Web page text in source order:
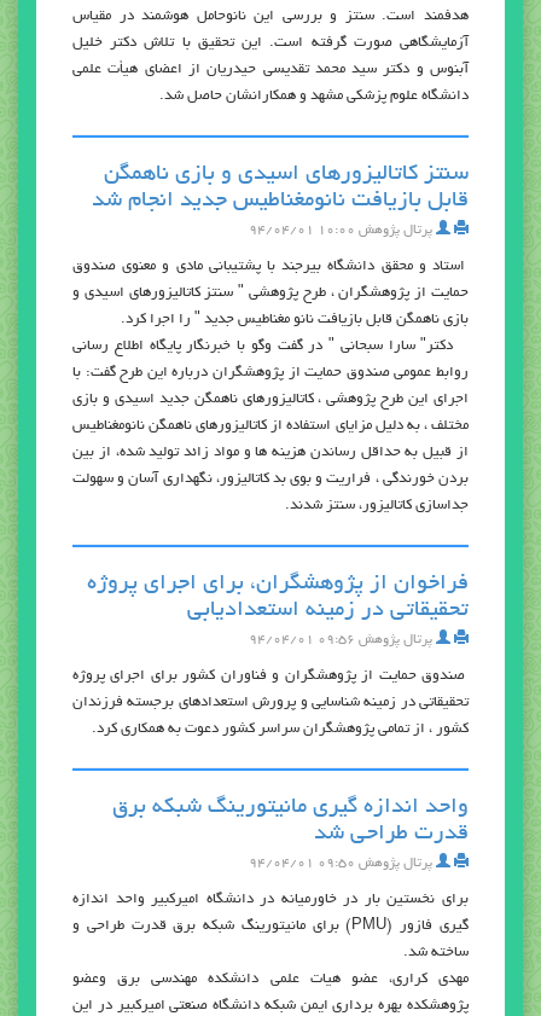
هدفمند است. سنتز و بررسی این نانوحامل هوشمند در مقیاس
آزمایشگاهی صورت گرفته است. اين تحقيق با تلاش دکتر خلیل
آبنوس و دکتر سید محمد تقدیسی حیدریان از اعضای هیأت علمی
دانشگاه علوم پزشکی مشهد و همکارانشان حاصل شد.
سنتز کاتالیزورهای اسیدی و بازی ناهمگن
قابل بازیافت نانومغناطیس جدید انجام شد
پرتال پژوهش ۱۰:۰۰ ۹۴/۰۴/۰۱
استاد و محقق دانشگاه بیرجند با پشتیبانی مادی و معنوی صندوق
حمایت از پژوهشگران ، طرح پژوهشی " سنتز کاتالیزورهای اسیدی و
بازی ناهمگن قابل بازیافت نانو مغناطیس جدید " را اجرا کرد.
دکتر" سارا سبحانی " در گفت وگو با خبرنگار پایگاه اطلاع رسانی
روابط عمومی صندوق حمایت از پژوهشگران درباره این طرح گفت: با
اجرای این طرح پژوهشی ، کاتالیزورهای ناهمگن جدید اسیدی و بازی
مختلف ، به دلیل مزایای استفاده از کاتالیزورهای ناهمگن نانومغناطیس
از قبیل به حداقل رساندن هزینه ها و مواد زائد تولید شده، از بین
بردن خورندگی ، فراریت و بوی بد کاتالیزور، نگهداری آسان و سهولت
جداسازی کاتالیزور، سنتز شدند.
فراخوان از پژوهشگران، برای اجرای پروژه
تحقیقاتی در زمینه استعدادیابی
پرتال پژوهش ۰۹:۵۶ ۹۴/۰۴/۰۱
صندوق حمایت از پژوهشگران و فناوران کشور برای اجرای پروژه
تحقیقاتی در زمینه شناسایی و پرورش استعدادهای برجسته فرزندان
کشور ، از تمامی پژوهشگران سراسر کشور دعوت به همکاری کرد.
واحد اندازه گیری مانیتورینگ شبکه برق
قدرت طراحی شد
پرتال پژوهش ۰۹:۵۰ ۹۴/۰۴/۰۱
برای نخستین بار در خاورمیانه در دانشگاه امیرکبیر واحد اندازه
گيری فازور (PMU) برای مانیتورینگ شبکه برق قدرت طراحی و
ساخته شد.
مهدی کراری، عضو هیات علمی دانشکده مهندسی برق وعضو
پژوهشکده بهره برداری ايمن شبکه دانشگاه صنعتی امیرکبیر در این